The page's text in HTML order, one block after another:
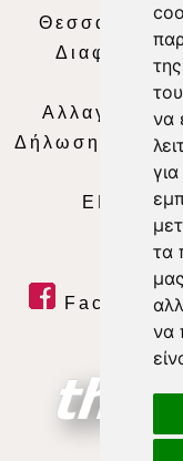
να
τα
να
Θεσσαλία
Διαφήμιση
Αλλαγή
Δήλωση
Facebook